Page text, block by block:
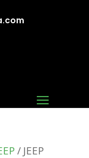
/ JEEP